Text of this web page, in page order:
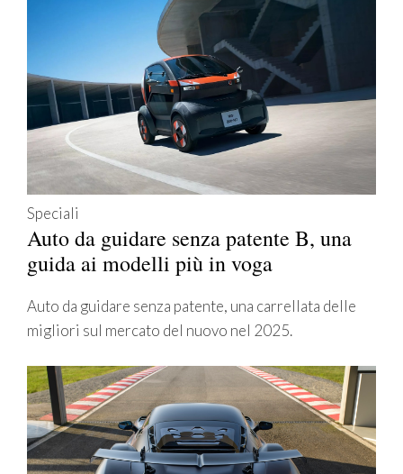
Speciali
Auto da guidare senza patente B, una
guida ai modelli più in voga
Auto da guidare senza patente, una carrellata delle
migliori sul mercato del nuovo nel 2025.